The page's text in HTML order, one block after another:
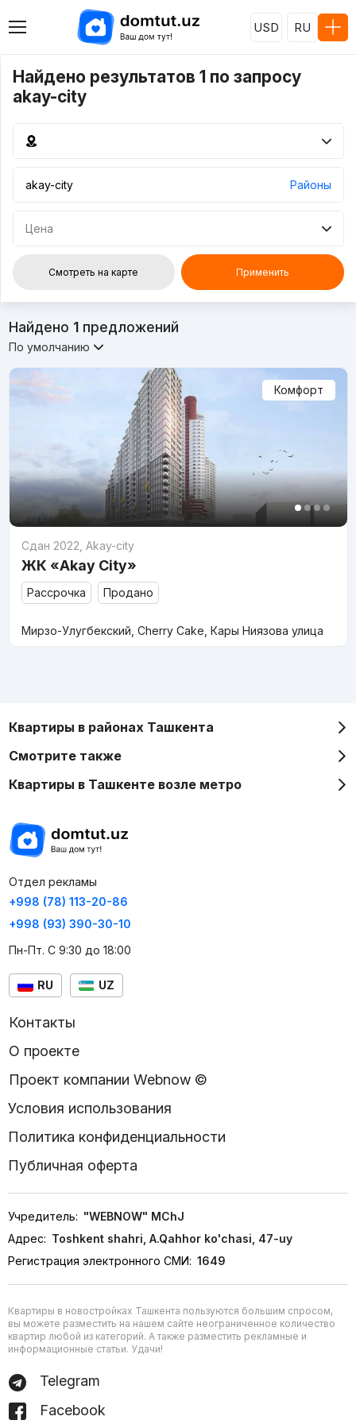
USD RU
Найдено результатов 1 по запросу
akay-city
Районы
Цена
Смотреть на карте Применить
Найдено 1предложений
По умолчанию
Комфорт
Сдан 2022 Akay-city
ЖК «Akay City»
Рассрочка Продано
Мирзо-Улугбекский, Cherry Cake, Кары Ниязова улица
Квартиры в районах Ташкента
Смотрите также
Квартиры в Ташкенте возле метро
Отдел рекламы
+998 (78) 113-20-86
+998 (93) 390-30-10
Пн-Пт. С 9:30 до 18:00
RU UZ
Контакты
О проекте
Проект компании Webnow ©
Условия использования
Политика конфиденциальности
Публичная оферта
Учредитель: "WEBNOW" MChJ
Адрес: Toshkent shahri, A.Qahhor ko'chasi, 47-uy
Регистрация электронного СМИ: 1649
Квартиры в новостройках Ташкента пользуются большим спросом,
вы можете разместить на нашем сайте неограниченное количество
квартир любой из категорий. А также разместить рекламные и
информационные статьи. Удачи!
Telegram
Facebook